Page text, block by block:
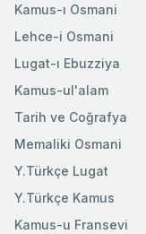
Kamus-ı Osmani
Lehce-i Osmani
Lugat-ı Ebuzziya
Kamus-ul'alam
Tarih ve Coğrafya
Memaliki Osmani
Y.Türkçe Lugat
Y.Türkçe Kamus
Kamus-u Fransevi